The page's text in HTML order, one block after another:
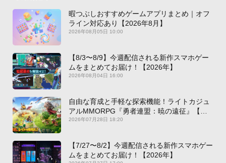
暇つぶしおすすめゲームアプリまとめ｜オフ
ライン対応あり【2026年8月】
2026年08月05日 10:00
【8/3〜8/9】今週配信される新作スマホゲー
ムをまとめてお届け！【2026年】
2026年08月04日 16:00
自由な育成と手軽な探索機能！ライトカジュ
アルMMORPG『勇者連盟：暁の遠征』【最
新作PICKUP】
2026年07月28日 18:20
【7/27〜8/2】今週配信される新作スマホゲー
ムをまとめてお届け！【2026年】